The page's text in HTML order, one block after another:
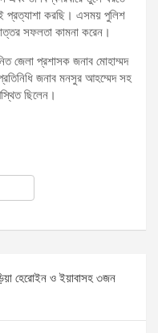
প্রত্যাশা করছি। এসময় পুলিশ
সফলতা কামনা করেন।
জেলা প্রশাসক জনাব মোহাম্মদ
জনাব মনসুর আহম্মেদ সহ
ছিলেন।
হেরোইন ও ইয়াবাসহ ৩জন